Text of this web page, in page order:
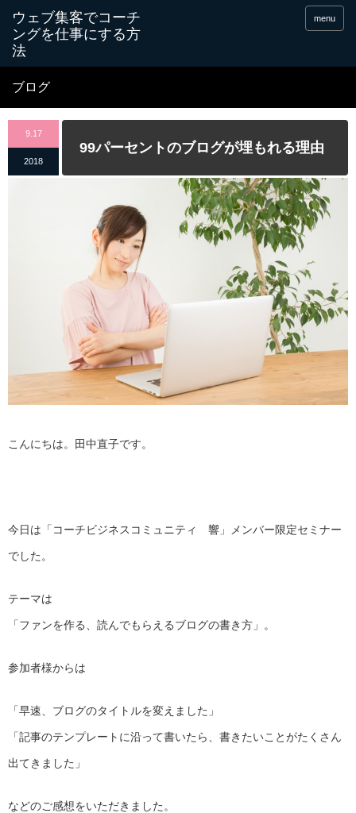
menu
ブログ
9.17
2018
99パーセントのブログが埋もれる理由
こんにちは。田中直子です。
今日は「コーチビジネスコミュニティ 響」メンバー限定セミナー
でした。
テーマは
「ファンを作る、読んでもらえるブログの書き方」。
参加者様からは
「早速、ブログのタイトルを変えました」
「記事のテンプレートに沿って書いたら、書きたいことがたくさん
出てきました」
などのご感想をいただきました。